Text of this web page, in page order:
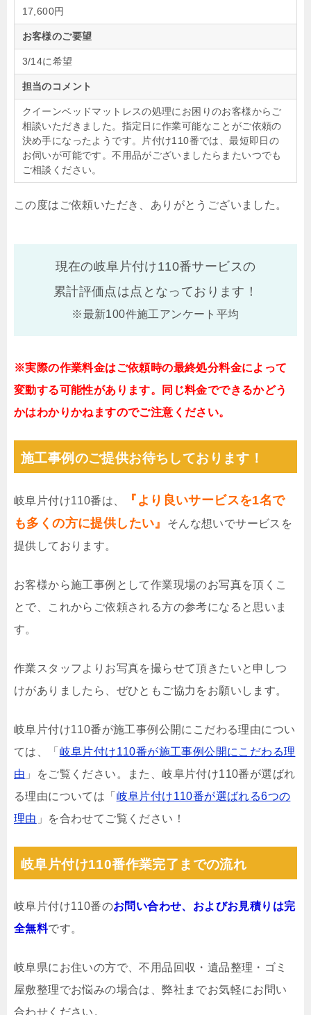
17,600円
お客様のご要望
3/14に希望
担当のコメント
クイーンベッドマットレスの処理にお困りのお客様からご
相談いただきました。指定日に作業可能なことがご依頼の
決め手になったようです。片付け110番では、最短即日の
お伺いが可能です。不用品がございましたらまたいつでも
ご相談ください。
この度はご依頼いただき、ありがとうございました。
現在の岐阜片付け110番サービスの
累計評価点は点となっております！
※最新100件施工アンケート平均
※実際の作業料金はご依頼時の最終処分料金によって
変動する可能性があります。同じ料金でできるかどう
かはわかりかねますのでご注意ください。
施工事例のご提供お待ちしております！
岐阜片付け110番は、
『より良いサービスを1名で
も多くの方に提供したい』
そんな想いでサービスを
提供しております。
お客様から施工事例として作業現場のお写真を頂くこ
とで、これからご依頼される方の参考になると思いま
す。
作業スタッフよりお写真を撮らせて頂きたいと申しつ
けがありましたら、ぜひともご協力をお願いします。
岐阜片付け110番が施工事例公開にこだわる理由につい
ては、「 岐阜片付け110番が施工事例公開にこだわる理
由 」をご覧ください。また、岐阜片付け110番が選ばれ
る理由については「 岐阜片付け110番が選ばれる6つの
理由 」を合わせてご覧ください！
岐阜片付け110番作業完了までの流れ
岐阜片付け110番のお問い合わせ、およびお見積りは完
全無料です。
岐阜県にお住いの方で、不用品回収・遺品整理・ゴミ
屋敷整理でお悩みの場合は、弊社までお気軽にお問い
合わせください。